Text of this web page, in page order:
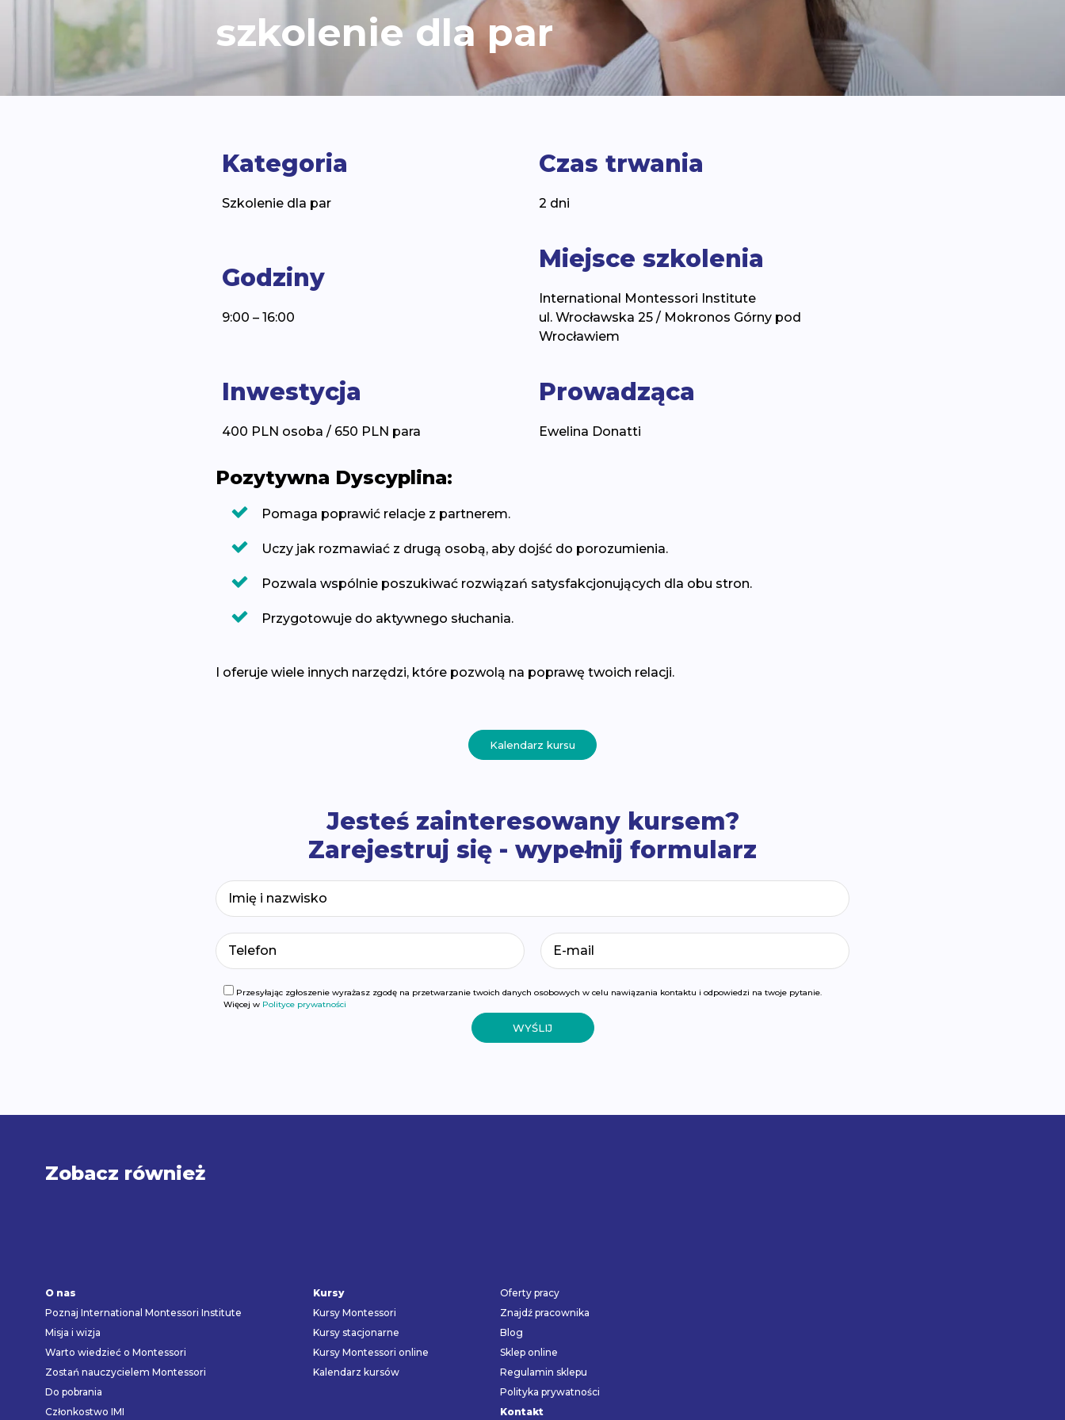
szkolenie dla par
Kategoria
Szkolenie dla par
Czas trwania
2 dni
Godziny
9:00 – 16:00
Miejsce szkolenia
International Montessori Institute
ul. Wrocławska 25 / Mokronos Górny pod
Wrocławiem
Inwestycja
400 PLN osoba / 650 PLN para
Prowadząca
Ewelina Donatti
Pozytywna Dyscyplina:
Pomaga poprawić relacje z partnerem.
Uczy jak rozmawiać z drugą osobą, aby dojść do porozumienia.
Pozwala wspólnie poszukiwać rozwiązań satysfakcjonujących dla obu stron.
Przygotowuje do aktywnego słuchania.
I oferuje wiele innych narzędzi, które pozwolą na poprawę twoich relacji.
Kalendarz kursu
Jesteś zainteresowany kursem?
Zarejestruj się - wypełnij formularz
Przesyłając zgłoszenie wyrażasz zgodę na przetwarzanie twoich danych osobowych w celu nawiązania kontaktu i odpowiedzi na twoje pytanie.
Więcej w Polityce prywatności
Zobacz również
O nas
Poznaj International Montessori Institute
Misja i wizja
Warto wiedzieć o Montessori
Zostań nauczycielem Montessori
Do pobrania
Członkostwo IMI
Kursy
Kursy Montessori
Kursy stacjonarne
Kursy Montessori online
Kalendarz kursów
Oferty pracy
Znajdź pracownika
Blog
Sklep online
Regulamin sklepu
Polityka prywatności
Kontakt